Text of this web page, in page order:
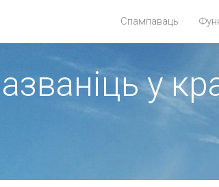
Спампаваць
у